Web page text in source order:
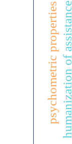
humanization of assistance
psychometric properties